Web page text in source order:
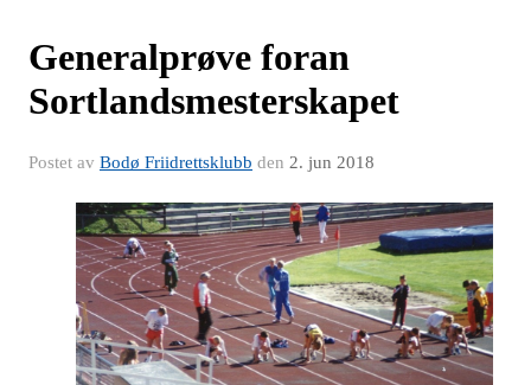
Generalprøve foran
Sortlandsmesterskapet
Postet av Bodø Friidrettsklubb den 2. jun 2018